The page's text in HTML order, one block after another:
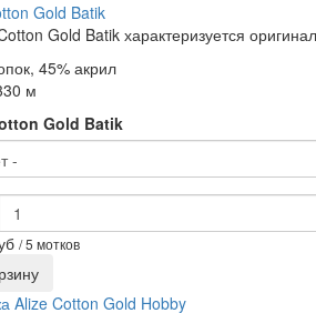
Gold Batik
Gold Batik характеризуется
45% акрил
м
Gold Batik
/ 5 мотков